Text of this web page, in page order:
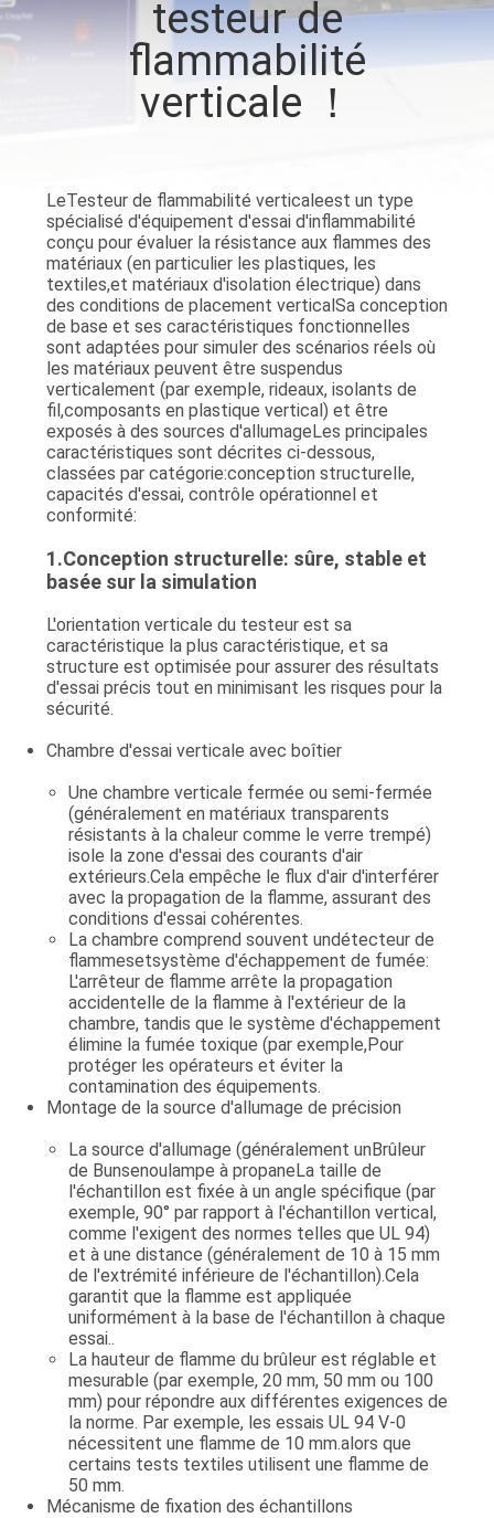
VISITE
NOUS
NOUVELLES
DEMANDEZ
UNE
CITATION
PLAN
SITE
POLITIQUE
CONFIDENTIALITÉ
testeur de
flammabilité
verticale ！
LeTesteur de flammabilité verticaleest un type
spécialisé d'équipement d'essai d'inflammabilité
conçu pour évaluer la résistance aux flammes des
matériaux (en particulier les plastiques, les
textiles,et matériaux d'isolation électrique) dans
des conditions de placement verticalSa conception
de base et ses caractéristiques fonctionnelles
sont adaptées pour simuler des scénarios réels où
les matériaux peuvent être suspendus
verticalement (par exemple, rideaux, isolants de
fil,composants en plastique vertical) et être
exposés à des sources d'allumageLes principales
caractéristiques sont décrites ci-dessous,
classées par catégorie:conception structurelle,
capacités d'essai, contrôle opérationnel et
conformité:
1.Conception structurelle: sûre, stable et
basée sur la simulation
L'orientation verticale du testeur est sa
caractéristique la plus caractéristique, et sa
structure est optimisée pour assurer des résultats
d'essai précis tout en minimisant les risques pour la
sécurité.
Chambre d'essai verticale avec boîtier
Une chambre verticale fermée ou semi-fermée
(généralement en matériaux transparents
résistants à la chaleur comme le verre trempé)
isole la zone d'essai des courants d'air
extérieurs.Cela empêche le flux d'air d'interférer
avec la propagation de la flamme, assurant des
conditions d'essai cohérentes.
La chambre comprend souvent undétecteur de
flammesetsystème d'échappement de fumée:
L'arrêteur de flamme arrête la propagation
accidentelle de la flamme à l'extérieur de la
chambre, tandis que le système d'échappement
élimine la fumée toxique (par exemple,Pour
protéger les opérateurs et éviter la
contamination des équipements.
Montage de la source d'allumage de précision
La source d'allumage (généralement unBrûleur
de Bunsenoulampe à propaneLa taille de
l'échantillon est fixée à un angle spécifique (par
exemple, 90° par rapport à l'échantillon vertical,
comme l'exigent des normes telles que UL 94)
et à une distance (généralement de 10 à 15 mm
de l'extrémité inférieure de l'échantillon).Cela
garantit que la flamme est appliquée
uniformément à la base de l'échantillon à chaque
essai..
La hauteur de flamme du brûleur est réglable et
mesurable (par exemple, 20 mm, 50 mm ou 100
mm) pour répondre aux différentes exigences de
la norme. Par exemple, les essais UL 94 V-0
nécessitent une flamme de 10 mm.alors que
certains tests textiles utilisent une flamme de
50 mm.
Mécanisme de fixation des échantillons